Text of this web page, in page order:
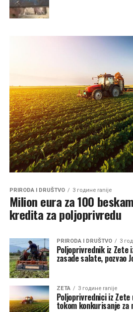
PRIRODA I DRUŠTVO 3 године ranije
Milion eura za 100
kredita za poljoprivredu
PRIRODA I DRUŠTVO 3
Poljoprivrednik iz
zasade salate, pozvao
ZETA 3 године ranije
Poljoprivrednici iz Zete
tokom konkurisanje za